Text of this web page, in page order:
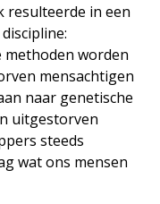
resulteerde in een
methoden worden
mensachtigen
naar genetische
uitgestorven
steeds
wat ons mensen